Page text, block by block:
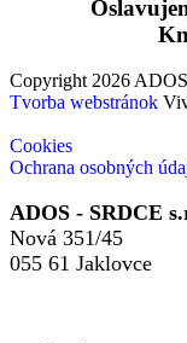
Copyright 2026
Tvorba webstránok
Cookies
Ochrana osobných
ADOS - SRDCE
Nová 351/45
055 61 Jaklovce